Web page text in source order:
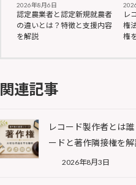
2026年8月6日
認定農業者と認定新規就農者
の違いとは？特徴と支援内容
を解説
レ
権
権
関連記事
レコード製作者とは
ードと著作隣接権を解
2026年8月3日